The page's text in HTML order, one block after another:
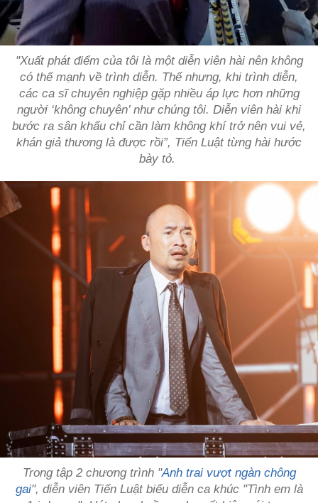
"Xuất phát điểm của tôi là một diễn viên hài nên không
có thế mạnh về trình diễn. Thế nhưng, khi trình diễn,
các ca sĩ chuyên nghiệp gặp nhiều áp lực hơn những
người ‘không chuyên’ như chúng tôi. Diễn viên hài khi
bước ra sân khấu chỉ cần làm không khí trở nên vui vẻ,
khán giả thương là được rồi”, Tiến Luật từng hài hước
bày tỏ.
Trong tập 2 chương trình "Anh trai vượt ngàn chông
gai", diễn viên Tiến Luật biểu diễn ca khúc "Tình em là